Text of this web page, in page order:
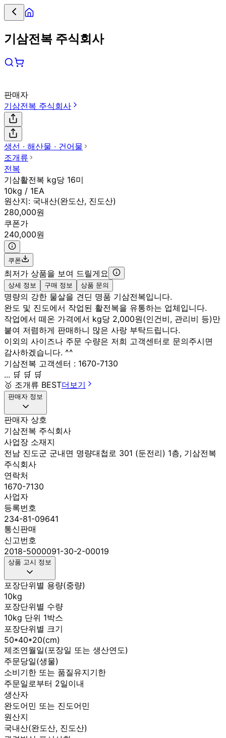
기삼전복 주식회사
판매자
기삼전복 주식회사
생선 ∙ 해산물 ∙ 건어물
조개류
전복
기삼활전복 kg당 16미
10kg / 1EA
원산지: 국내산(완도산, 진도산)
280,000원
쿠폰가
240,000원
쿠폰
최저가 상품을 보여 드릴게요
상세 정보 구매 정보 상품 문의
명량의 강한 물살을 견딘 명품 기삼전복입니다.
완도 및 진도에서 작업된 활전복을 유통하는 업체입니다.
작업에서 떼온 가격에서 kg당 2,000원(인건비, 관리비 등)만
붙여 저렴하게 판매하니 많은 사랑 부탁드립니다.
이외의 사이즈나 주문 수량은 저희 고객센터로 문의주시면
감사하겠습니다. ^^
기삼전복 고객센터 : 1670-7130
... 🛒 🛒 🛒
🥇 조개류 BEST더보기
판매자 정보
판매자 상호
기삼전복 주식회사
사업장 소재지
전남 진도군 군내면 명량대첩로 301 (둔전리) 1층, 기삼전복
주식회사
연락처
1670-7130
사업자
등록번호
234-81-09641
통신판매
신고번호
2018-5000091-30-2-00019
상품 고시 정보
포장단위별 용량(중량)
10kg
포장단위별 수량
10kg 단위 1박스
포장단위별 크기
50*40*20(cm)
제조연월일(포장일 또는 생산연도)
주문당일(생물)
소비기한 또는 품질유지기한
주문일로부터 2일이내
생산자
완도어민 또는 진도어민
원산지
국내산(완도산, 진도산)